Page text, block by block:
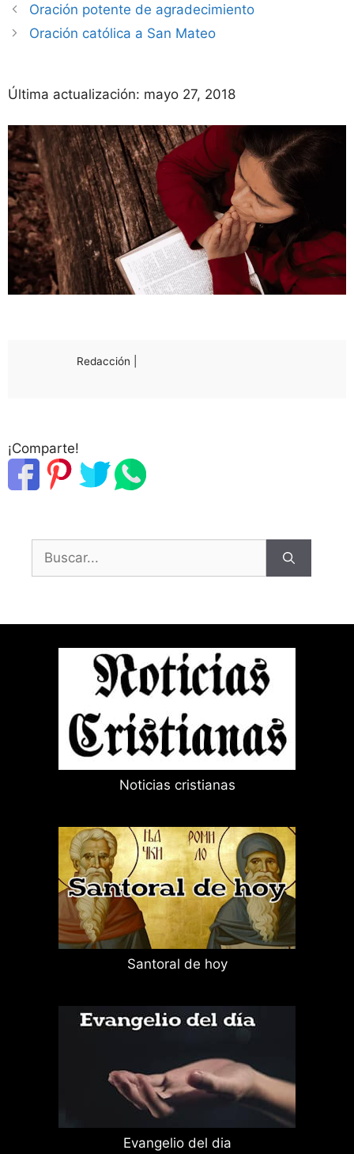
Oración potente de agradecimiento
Oración católica a San Mateo
Última actualización: mayo 27, 2018
Redacción |
¡Comparte!
Buscar:
Noticias cristianas
Santoral de hoy
Evangelio del dia